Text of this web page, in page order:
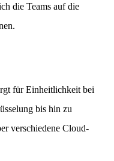
die Teams auf die
für Einheitlichkeit bei
bis hin zu
verschiedene Cloud-